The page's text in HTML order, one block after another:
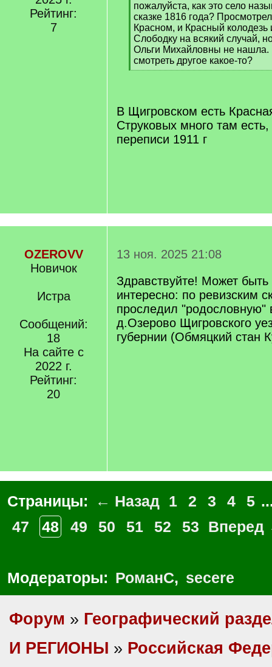
Рейтинг:
7
пожалуйста, как это село
сказке 1816 года?
Красном, и Красный
Слободку на всякий случай,
Ольги Михайловны не нашла.
смотреть другое какое-то?
[
В Щигровском есть
Струковых много там
переписи 1911 г
OZEROVV
Новичок
Истра
Сообщений:
18
На сайте с
2022 г.
Рейтинг:
20
13 ноя. 2025 21:08
Здравствуйте! Может быть
интересно: по ревизским
проследил "родословную"
д.Озерово Щигровского
губернии (Обмяцкий стан
Страницы: ← Назад 1 2 3 4 5
47
48 49 50 51 52 53 Вперед
Модераторы: РоманС, secere
Форум » Географический
И РЕГИОНЫ » Российская